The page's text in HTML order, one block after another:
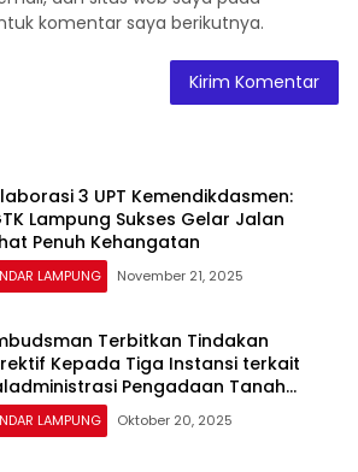
komentar saya berikutnya.
3 UPT Kemendikdasmen:
Lampung Sukses Gelar Jalan
Penuh Kehangatan
LAMPUNG November 21, 2025
Terbitkan Tindakan
Kepada Tiga Instansi terkait
Pengadaan Tanah
Tol
LAMPUNG Oktober 20, 2025